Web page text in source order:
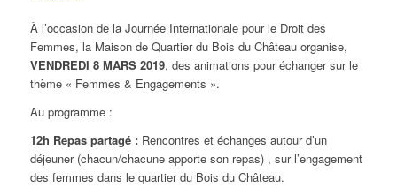
À l’occasion de la Journée Internationale pour le Droit des
Femmes, la Maison de Quartier du Bois du Château organise,
VENDREDI 8 MARS 2019, des animations pour échanger sur le
thème « Femmes & Engagements ».
Au programme :
12h Repas partagé : Rencontres et échanges autour d’un
déjeuner (chacun/chacune apporte son repas) , sur l’engagement
des femmes dans le quartier du Bois du Château.